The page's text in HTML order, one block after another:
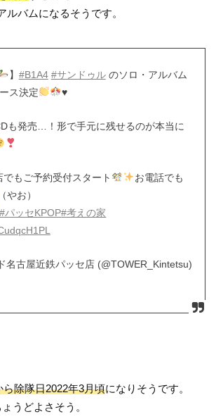
ルバムになるそうです。
】 #B1A4 #サンドゥルのソロ・アルバム
ス決定 ♥️
も発売…！形で手元に残せるのが本当に
もご予約受付スタート
お電話でも
（やお）
#パッセKPOP#考えの家
古屋近鉄パッセ店 (@TOWER_Kintetsu)
除隊日2022年3月頃になりそうです。
うどよさそう。